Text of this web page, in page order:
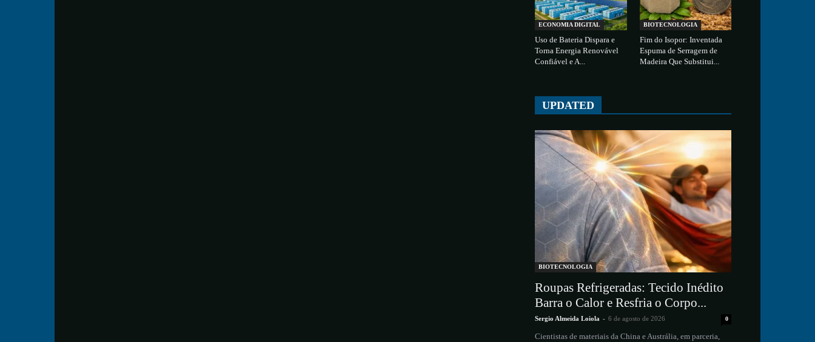
ECONOMIA DIGITAL
Uso de Bateria Dispara e
Torna Energia Renovável
Confiável e A...
BIOTECNOLOGIA
Fim do Isopor: Inventada
Espuma de Serragem de
Madeira Que Substitui...
UPDATED
BIOTECNOLOGIA
Roupas Refrigeradas: Tecido Inédito
Barra o Calor e Resfria o Corpo...
Sergio Almeida Loiola - 6 de agosto de 2026 0
Cientistas de materiais da China e Austrália, em parceria,